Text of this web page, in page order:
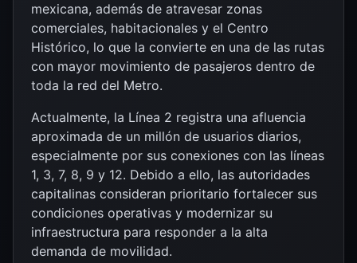
mexicana, además de atravesar zonas
comerciales, habitacionales y el Centro
Histórico, lo que la convierte en una de las rutas
con mayor movimiento de pasajeros dentro de
toda la red del Metro.
Actualmente, la Línea 2 registra una afluencia
aproximada de un millón de usuarios diarios,
especialmente por sus conexiones con las líneas
1, 3, 7, 8, 9 y 12. Debido a ello, las autoridades
capitalinas consideran prioritario fortalecer sus
condiciones operativas y modernizar su
infraestructura para responder a la alta
demanda de movilidad.